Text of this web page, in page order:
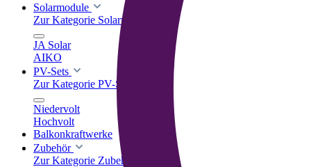
Solarmodule
Zur Kategorie Solarmodule
JA Solar
AIKO
PV-Sets
Zur Kategorie PV-Sets
Niedervolt
Hochvolt
Balkonkraftwerke
Zubehör
Zur Kategorie Zubehör